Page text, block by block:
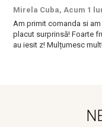
Mirela Cuba, Acum 1
Am primit comanda si
placut surprinsă! Foarte
au iesit z! Mulțumesc mult!